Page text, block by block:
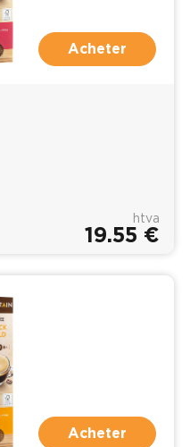
Acheter
htva
19.55 €
Acheter